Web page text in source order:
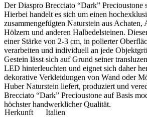
Der Diaspro Brecciato “Dark” Precioustone
Hierbei handelt es sich um einen
zusammengefügten Naturstein aus Achaten,
Hölzern und anderen Halbedelsteinen.
einer Stärke von 2-3 cm, in polierter
verarbeiten und individuell an jede
Gestein lässt sich auf Grund seiner
LED hinterleuchten und eignet sich daher
dekorative Verkleidungen von Wand oder
Huber Naturstein liefert, produziert und
Brecciato “Dark” Precioustone auf Basis
höchster handwerklicher Qualität.
Herkunft
Italien